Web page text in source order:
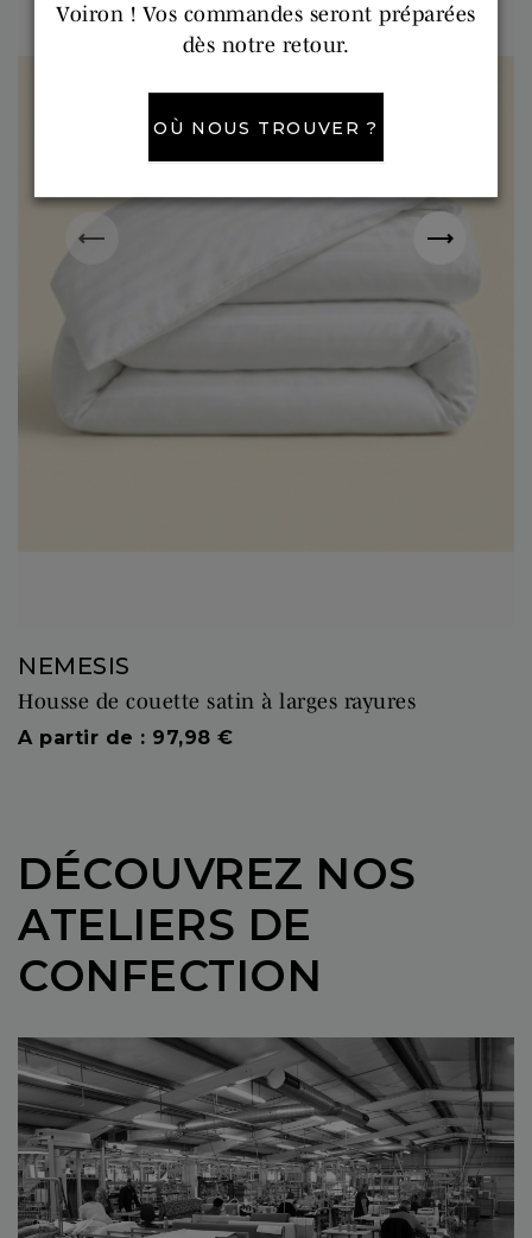
NEMESIS
Housse de couette satin à larges rayures
Prix
A partir de : 97,98 €
DÉCOUVREZ NOS
ATELIERS DE
CONFECTION
Voiron ! Vos commandes seront préparées
dès notre retour.
OÙ NOUS TROUVER ?